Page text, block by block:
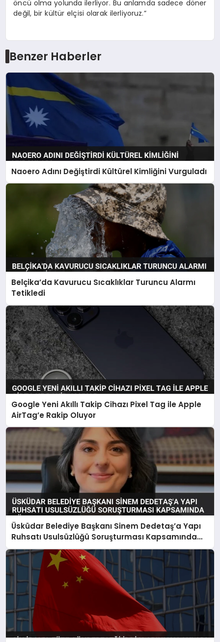
öncü olma yolunda ilerliyor. Bu anlamda sadece döner
değil, bir kültür elçisi olarak ilerliyoruz.”
Benzer Haberler
Naoero Adını Değiştirdi Kültürel Kimliğini Vurguladı
Belçika’da Kavurucu Sıcaklıklar Turuncu Alarmı
Tetikledi
Google Yeni Akıllı Takip Cihazı Pixel Tag ile Apple
AirTag’e Rakip Oluyor
Üsküdar Belediye Başkanı Sinem Dedetaş’a Yapı
Ruhsatı Usulsüzlüğü Soruşturması Kapsamında
Gözaltı